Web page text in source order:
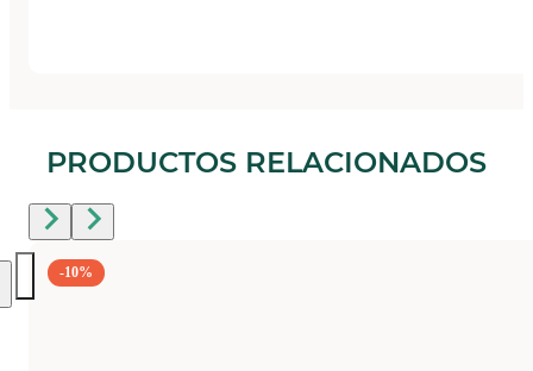
PRODUCTOS RELACIONADOS
-10%